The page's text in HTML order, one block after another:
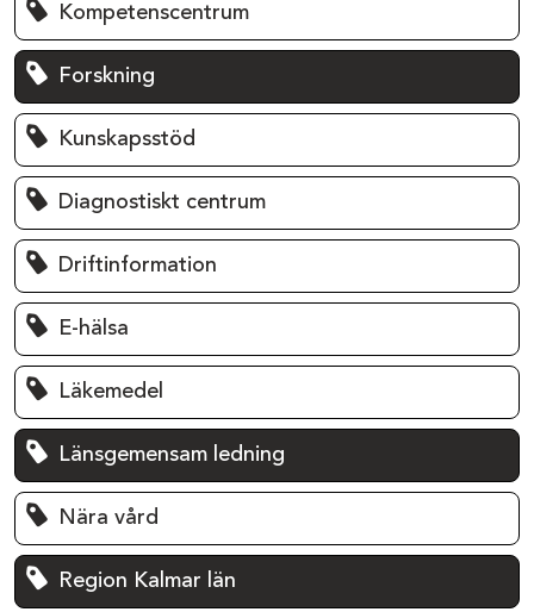
Kompetenscentrum
Forskning
Kunskapsstöd
Diagnostiskt centrum
Driftinformation
E-hälsa
Läkemedel
Länsgemensam ledning
Nära vård
Region Kalmar län